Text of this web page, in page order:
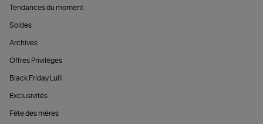
Tendances du moment
Soldes
Archives
Offres Privilèges
Black Friday Lulli
Exclusivités
Fête des mères